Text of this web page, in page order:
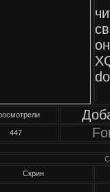
447
Скрин